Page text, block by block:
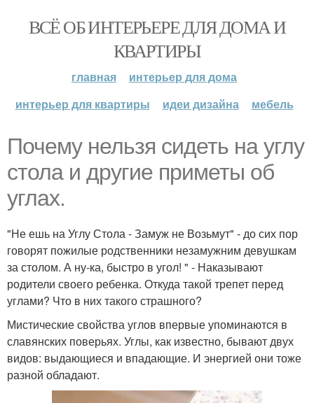
ВСЁ ОБ ИНТЕРЬЕРЕ ДЛЯ ДОМА И
КВАРТИРЫ
главная
интерьер для дома
интерьер для квартиры
идеи дизайна мебель
Почему нельзя сидеть на углу
стола и другие приметы об
углах.
"Не ешь на Углу Стола - Замуж не Возьмут" - до сих пор
говорят пожилые родственники незамужним девушкам
за столом. А ну-ка, быстро в угол! " - Наказывают
родители своего ребенка. Откуда такой трепет перед
углами? Что в них такого страшного?
Мистические свойства углов впервые упоминаются в
славянских поверьях. Углы, как известно, бывают двух
видов: выдающиеся и впадающие. И энергией они тоже
разной обладают.